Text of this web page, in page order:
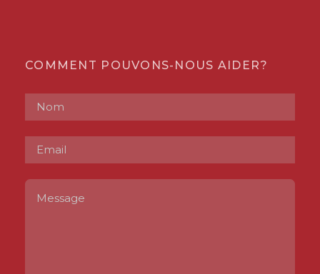
COMMENT POUVONS-NOUS AIDER?